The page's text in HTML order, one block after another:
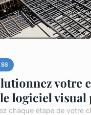
votre
logiciel
chaque étape de votre